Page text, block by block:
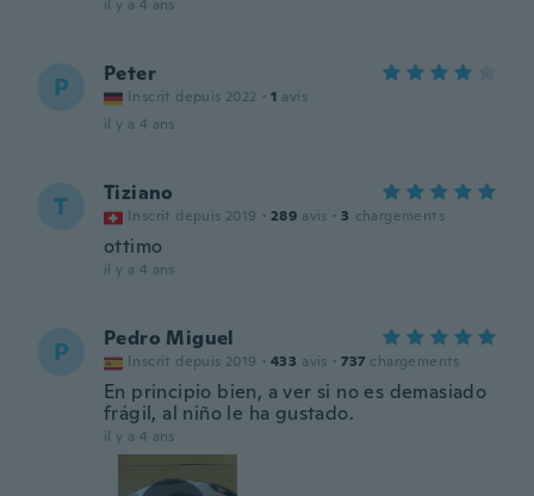
il y a 4 ans
P Peter
Inscrit depuis 2022 · 1 avis
il y a 4 ans
T Tiziano
Inscrit depuis 2019 · 289 avis · 3 chargements
ottimo
il y a 4 ans
P Pedro Miguel
Inscrit depuis 2019 · 433 avis · 737 chargements
En principio bien, a ver si no es demasiado
frágil, al niño le ha gustado.
il y a 4 ans